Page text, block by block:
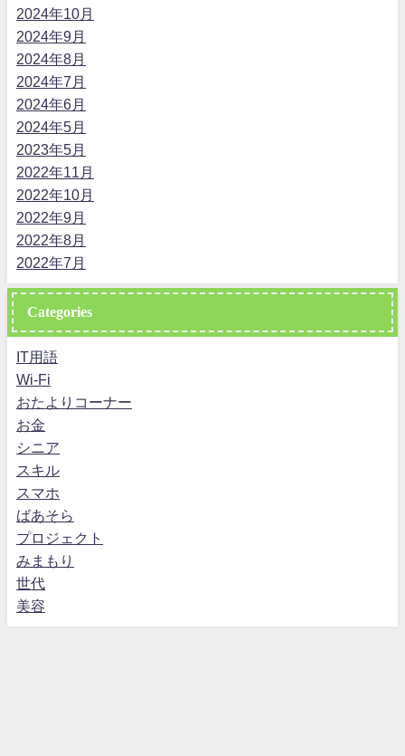
2024年10月
2024年9月
2024年8月
2024年7月
2024年6月
2024年5月
2023年5月
2022年11月
2022年10月
2022年9月
2022年8月
2022年7月
Categories
IT用語
Wi-Fi
おたよりコーナー
お金
シニア
スキル
スマホ
ばあそら
プロジェクト
みまもり
世代
美容